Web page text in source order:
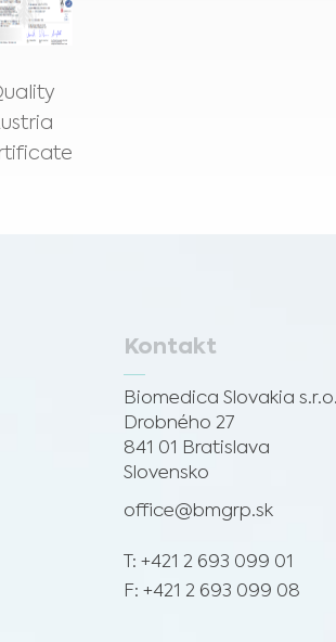
Advice Disclaimer
LEKÁRSKE PORADENSTVO
textu, grafiky, obrázkov a iných materiálov obsiahnutých na tejto
slúžia len na informačné účely a niekedy sú určené len pre
Vlastník tejto webovej stránky nezodpovedá za žiadne
prepojený obsah obsahovať.
nenahrádza odborné lekárske poradenstvo, diagnózu alebo
nového liečebného režimu sa vždy poraďte so svojím lekárom
Som zdravotnícky pracovník
Kontakt
Biomedica Slovakia s.r.o.
Drobného 27
841 01 Bratislava
Slovensko
office@bmgrp.sk
T: +421 2 693 099 01
F: +421 2 693 099 08